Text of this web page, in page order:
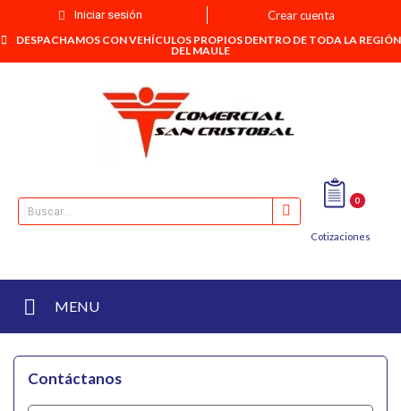
Iniciar sesión Crear cuenta
DESPACHAMOS CON VEHÍCULOS PROPIOS DENTRO DE TODA LA REGIÓN
DEL MAULE
0
Cotizaciones
MENU
Contáctanos